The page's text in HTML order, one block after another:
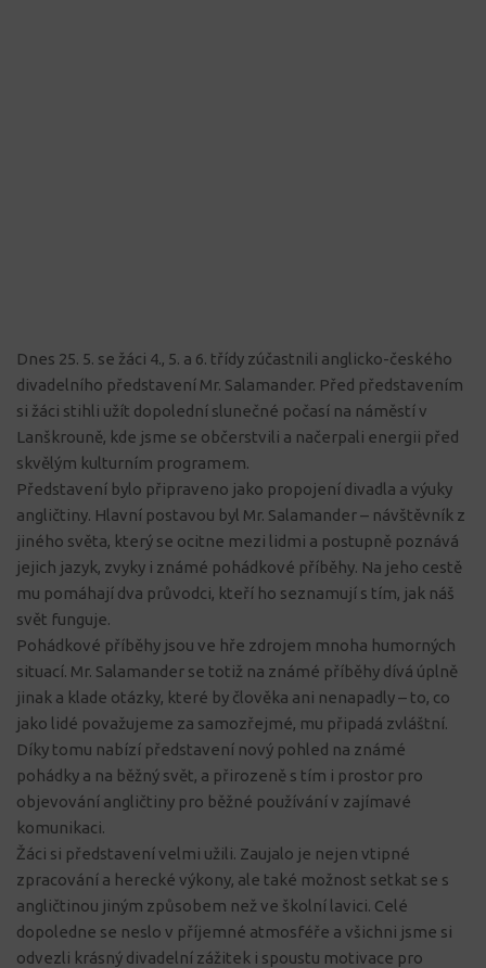
Dnes 25. 5. se žáci 4., 5. a 6. třídy zúčastnili anglicko-českého
divadelního představení Mr. Salamander. Před představením
si žáci stihli užít dopolední slunečné počasí na náměstí v
Lanškrouně, kde jsme se občerstvili a načerpali energii před
skvělým kulturním programem.
Představení bylo připraveno jako propojení divadla a výuky
angličtiny. Hlavní postavou byl Mr. Salamander – návštěvník z
jiného světa, který se ocitne mezi lidmi a postupně poznává
jejich jazyk, zvyky i známé pohádkové příběhy. Na jeho cestě
mu pomáhají dva průvodci, kteří ho seznamují s tím, jak náš
svět funguje.
Pohádkové příběhy jsou ve hře zdrojem mnoha humorných
situací. Mr. Salamander se totiž na známé příběhy dívá úplně
jinak a klade otázky, které by člověka ani nenapadly – to, co
jako lidé považujeme za samozřejmé, mu připadá zvláštní.
Díky tomu nabízí představení nový pohled na známé
pohádky a na běžný svět, a přirozeně s tím i prostor pro
objevování angličtiny pro běžné používání v zajímavé
komunikaci.
Žáci si představení velmi užili. Zaujalo je nejen vtipné
zpracování a herecké výkony, ale také možnost setkat se s
angličtinou jiným způsobem než ve školní lavici. Celé
dopoledne se neslo v příjemné atmosféře a všichni jsme si
odvezli krásný divadelní zážitek i spoustu motivace pro